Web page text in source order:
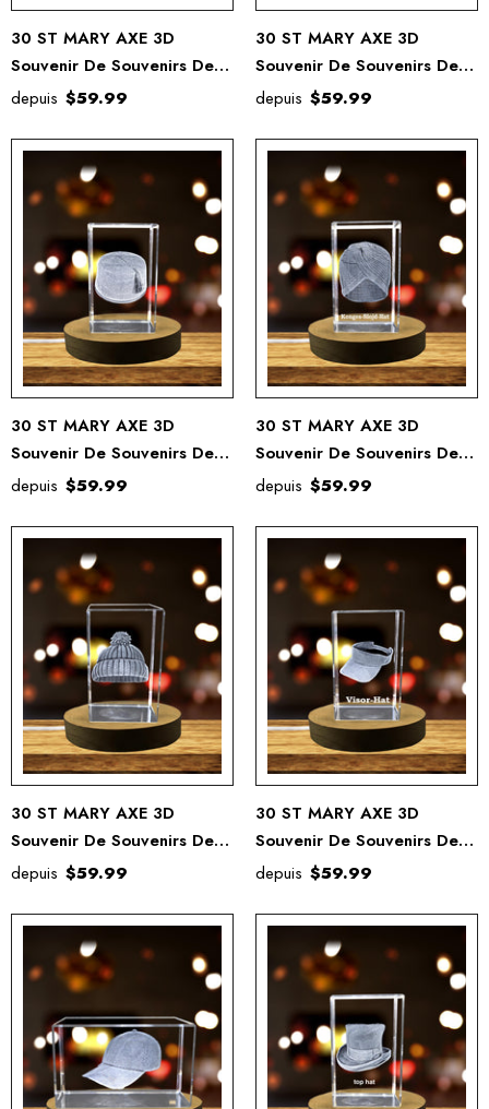
30 ST MARY AXE 3D
Souvenir De Souvenirs De
Cristal Gravé Gravé
depuis $59.99
30 ST MARY AXE 3D
Souvenir De Souvenirs De
Cristal Gravé Gravé
depuis $59.99
30 ST MARY AXE 3D
Souvenir De Souvenirs De
Cristal Gravé Gravé
depuis $59.99
30 ST MARY AXE 3D
Souvenir De Souvenirs De
Cristal Gravé Gravé
depuis $59.99
30 ST MARY AXE 3D
Souvenir De Souvenirs De
Cristal Gravé Gravé
depuis $59.99
30 ST MARY AXE 3D
Souvenir De Souvenirs De
Cristal Gravé Gravé
depuis $59.99